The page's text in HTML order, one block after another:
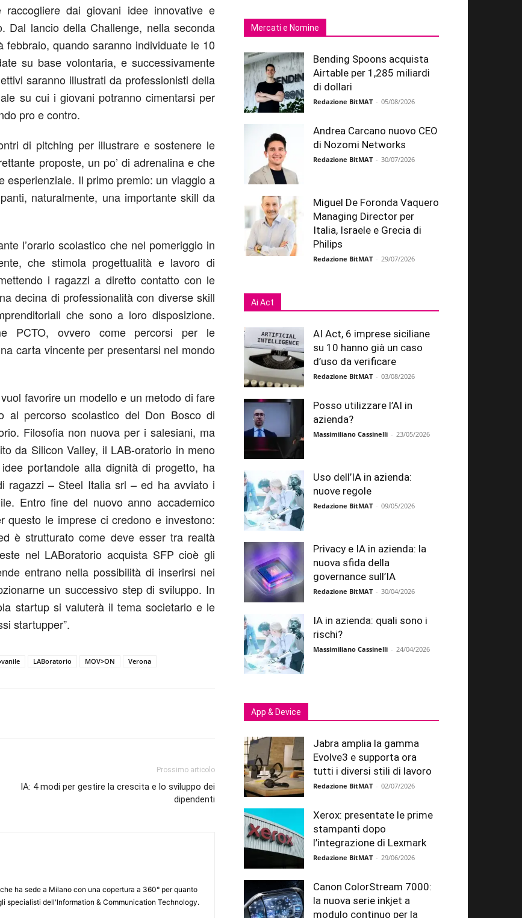
raccogliere dai giovani idee innovative e
Dal lancio della Challenge, nella seconda
quando saranno individuate le 10
su base volontaria, e successivamente
saranno illustrati da professionisti della
su cui i giovani potranno cimentarsi per
pro e contro.
di pitching per illustrare e sostenere le
proposte, un po’ di adrenalina e che
esperienziale. Il primo premio: un viaggio a
naturalmente, una importante skill da
l’orario scolastico che nel pomeriggio in
che stimola progettualità e lavoro di
i ragazzi a diretto contatto con le
decina di professionalità con diverse skill
che sono a loro disposizione.
PCTO, ovvero come percorsi per le
carta vincente per presentarsi nel mondo
favorire un modello e un metodo di fare
al percorso scolastico del Don Bosco di
Filosofia non nuova per i salesiani, ma
da Silicon Valley, il LAB-oratorio in meno
portandole alla dignità di progetto, ha
ragazzi – Steel Italia srl – ed ha avviato i
Entro fine del nuovo anno accademico
questo le imprese ci credono e investono:
è strutturato come deve esser tra realtà
nel LABoratorio acquista SFP cioè gli
entrano nella possibilità di inserirsi nei
un successivo step di sviluppo. In
startup si valuterà il tema societario e le
startupper”.
LABoratorio MOV>ON Verona
Prossimo articolo
IA: 4 modi per gestire la crescita e lo sviluppo dei
dipendenti
ha sede a Milano con una copertura a 360° per quanto
specialisti dell'lnformation & Communication Technology.
Mercati e Nomine
Bending Spoons acquista
Airtable per 1,285 miliardi
di dollari
Redazione BitMAT - 05/08/2026
Andrea Carcano nuovo CEO
di Nozomi Networks
Redazione BitMAT - 30/07/2026
Miguel De Foronda Vaquero
Managing Director per
Italia, Israele e Grecia di
Philips
Redazione BitMAT - 29/07/2026
Ai Act
AI Act, 6 imprese siciliane
su 10 hanno già un caso
d’uso da verificare
Redazione BitMAT - 03/08/2026
Posso utilizzare l’AI in
azienda?
Massimiliano Cassinelli - 23/05/2026
Uso dell’IA in azienda:
nuove regole
Redazione BitMAT - 09/05/2026
Privacy e IA in azienda: la
nuova sfida della
governance sull’IA
Redazione BitMAT - 30/04/2026
IA in azienda: quali sono i
rischi?
Massimiliano Cassinelli - 24/04/2026
App & Device
Jabra amplia la gamma
Evolve3 e supporta ora
tutti i diversi stili di lavoro
Redazione BitMAT - 02/07/2026
Xerox: presentate le prime
stampanti dopo
l’integrazione di Lexmark
Redazione BitMAT - 29/06/2026
Canon ColorStream 7000:
la nuova serie inkjet a
modulo continuo per la